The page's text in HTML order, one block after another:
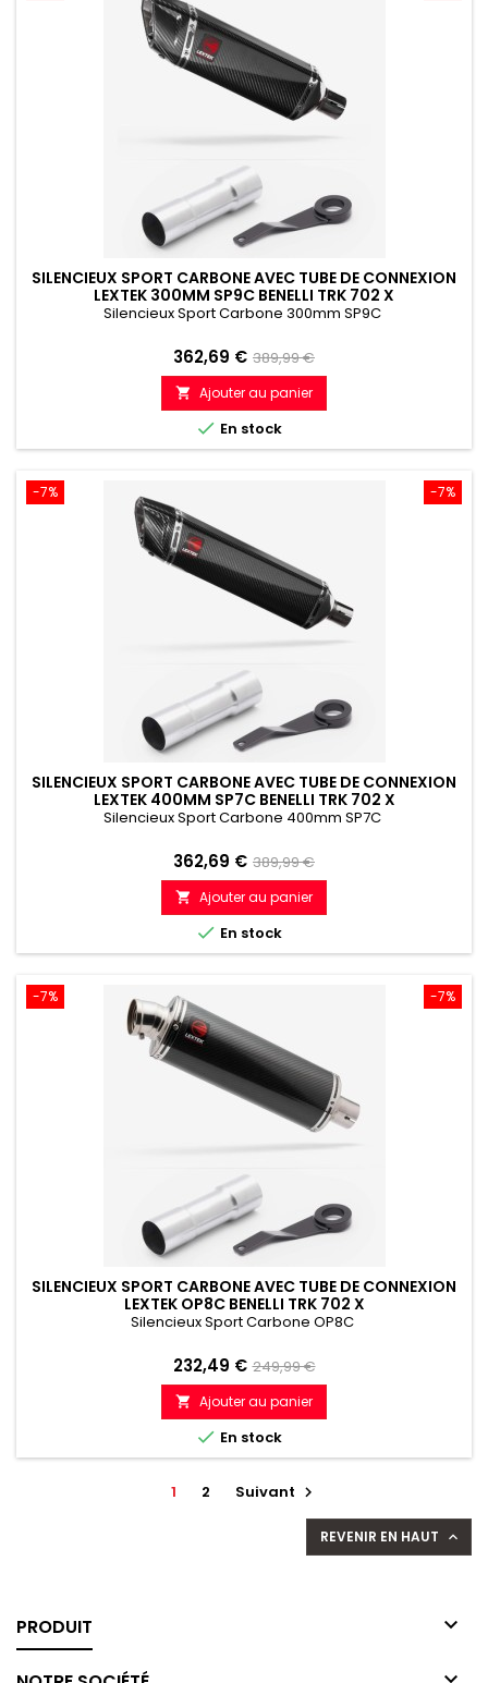
SILENCIEUX SPORT CARBONE AVEC TUBE DE CONNEXION
LEXTEK 300MM SP9C BENELLI TRK 702 X
Silencieux Sport Carbone 300mm SP9C
Prix
362,69 € Prix
de
référence
389,99 €
 Ajouter au panier
 En stock
-7%
-7%
SILENCIEUX SPORT CARBONE AVEC TUBE DE CONNEXION
LEXTEK 400MM SP7C BENELLI TRK 702 X
Silencieux Sport Carbone 400mm SP7C
Prix
362,69 € Prix
de
référence
389,99 €
 Ajouter au panier
 En stock
-7%
-7%
SILENCIEUX SPORT CARBONE AVEC TUBE DE CONNEXION
LEXTEK OP8C BENELLI TRK 702 X
Silencieux Sport Carbone OP8C
Prix
232,49 € Prix
de
référence
249,99 €
 Ajouter au panier
 En stock
1 2 Suivant 
REVENIR EN HAUT 
PRODUIT 